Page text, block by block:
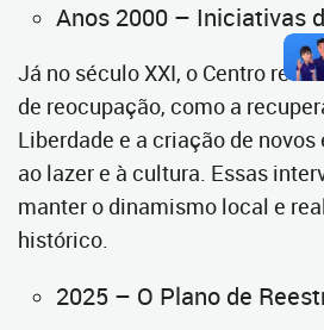
Anos 2000 – Iniciativas
Já no século XXI, o Centro
de reocupação, como a
Liberdade e a criação de
ao lazer e à cultura. Essas
manter o dinamismo local e
histórico.
2025 – O Plano de